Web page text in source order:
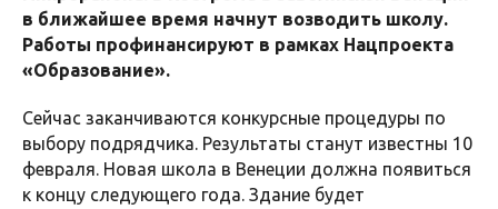
в ближайшее время начнут возводить школу.
Работы профинансируют в рамках Нацпроекта
«Образование».
Сейчас заканчиваются конкурсные процедуры по
выбору подрядчика. Результаты станут известны 10
февраля. Новая школа в Венеции должна появиться
к концу следующего года. Здание будет